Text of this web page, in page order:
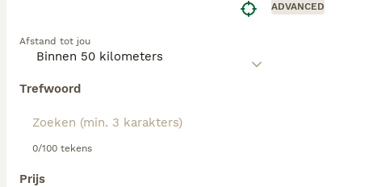
Afstand tot jou
Trefwoord
0/100 tekens
Prijs
ADVANCED